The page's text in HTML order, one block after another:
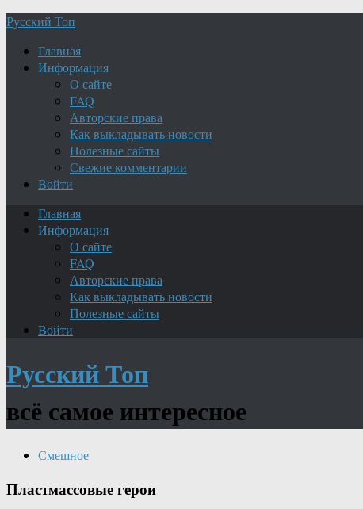
Русский Топ
Главная
Информация
О сайте
FAQ
Авторские права
Как выкладывать новости
Полезные сайты
Свежие комментарии
Войти
Главная
Информация
О сайте
FAQ
Авторские права
Как выкладывать новости
Полезные сайты
Войти
Русский Топ
всё самое интересное
Смешное
Пластмассовые герои